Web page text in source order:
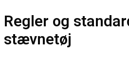
Regler og
stævnetøj